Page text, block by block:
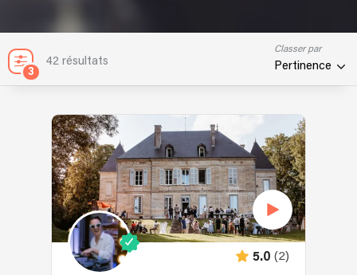
3
42 résultats
Classer par
Pertinence
5.0 (2)